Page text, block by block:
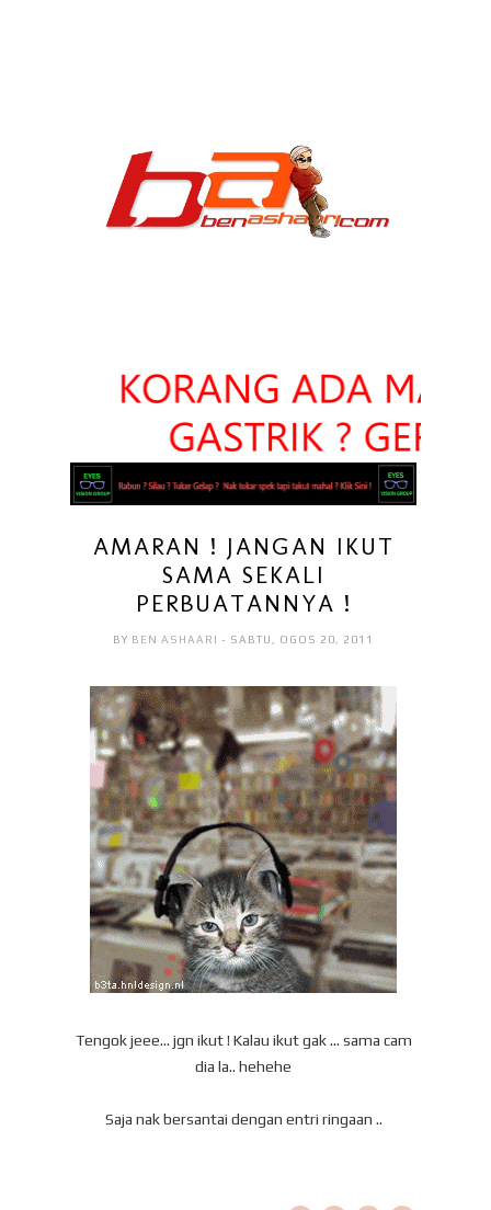
AMARAN ! JANGAN IKUT
SAMA SEKALI
PERBUATANNYA !
BY BEN ASHAARI- SABTU, OGOS 20, 2011
Tengok jeee... jgn ikut ! Kalau ikut gak ... sama cam
dia la.. hehehe
Saja nak bersantai dengan entri ringaan ..